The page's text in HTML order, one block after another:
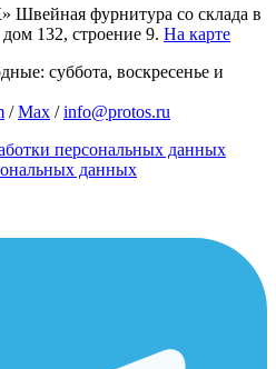
Швейная фурнитура со склада в
132, строение 9. На карте
суббота, воскресенье и
/Max /info@protos.ru
персональных данных
данных